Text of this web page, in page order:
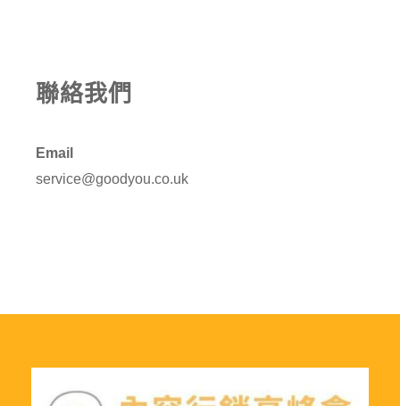
聯絡我們
Email
service@goodyou.co.uk